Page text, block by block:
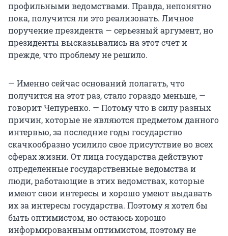
профильными ведомствами. Правда, непонятно
пока, получится ли это реализовать. Личное
поручение президента — серьезный аргумент, но
президенты высказывались на этот счет и
прежде, что проблему не решило.
— Именно сейчас оснований полагать, что
получится на этот раз, стало гораздо меньше, —
говорит Чепуренко. — Потому что в силу разных
причин, которые не являются предметом данного
интервью, за последние годы государство
скачкообразно усилило свое присутствие во всех
сферах жизни. От лица государства действуют
определенные государственные ведомства и
люди, работающие в этих ведомствах, которые
имеют свои интересы и хорошо умеют выдавать
их за интересы государства. Поэтому я хотел бы
быть оптимистом, но остаюсь хорошо
информированным оптимистом, поэтому не